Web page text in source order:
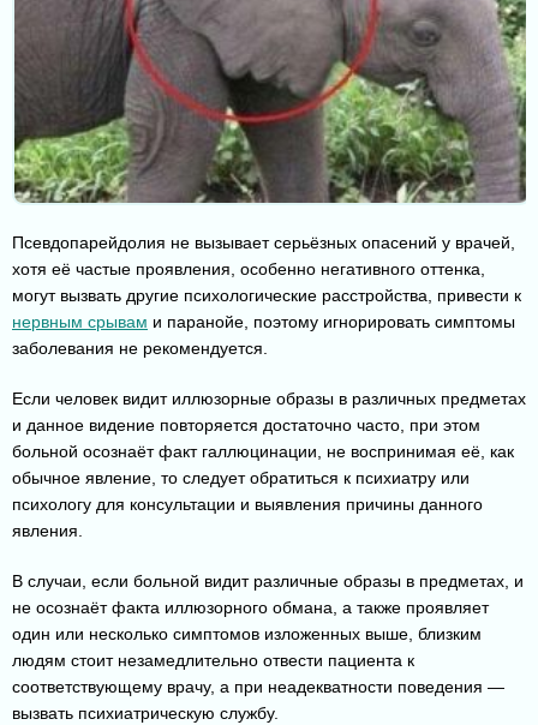
Псевдопарейдолия не вызывает серьёзных опасений у врачей,
хотя её частые проявления, особенно негативного оттенка,
могут вызвать другие психологические расстройства, привести к
нервным срывам и паранойе, поэтому игнорировать симптомы
заболевания не рекомендуется.
Если человек видит иллюзорные образы в различных предметах
и данное видение повторяется достаточно часто, при этом
больной осознаёт факт галлюцинации, не воспринимая её, как
обычное явление, то следует обратиться к психиатру или
психологу для консультации и выявления причины данного
явления.
В случаи, если больной видит различные образы в предметах, и
не осознаёт факта иллюзорного обмана, а также проявляет
один или несколько симптомов изложенных выше, близким
людям стоит незамедлительно отвести пациента к
соответствующему врачу, а при неадекватности поведения —
вызвать психиатрическую службу.